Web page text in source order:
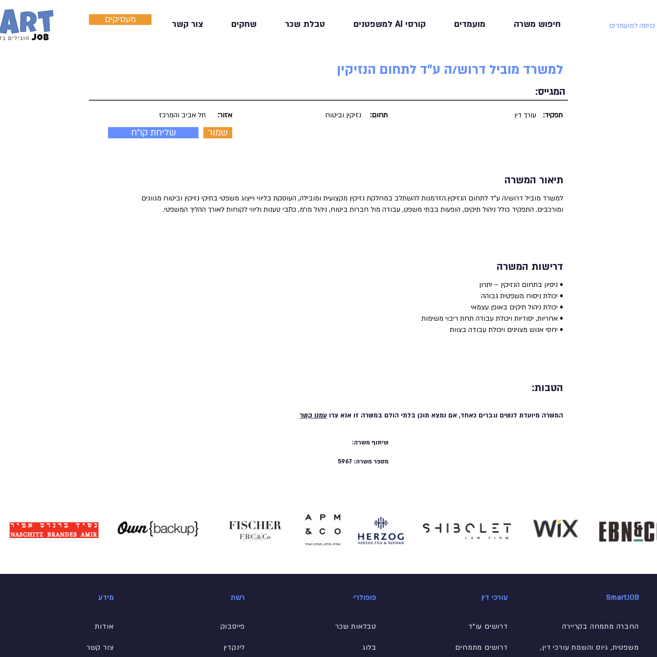
מעסיקים חיפוש משרה מועמדים קורסי AI למשפטנים טבלת שכר שחקים צור קשר כניסה למועמדים
למשרד מוביל דרוש/ה ע"ד לתחום הנזיקין
המגייס:
תל אביב והמרכז אזור:
שליחת קו"ח שמור
נזיקין וביטוח תחום: עורך דין תפקיד:
תיאור המשרה
למשרד מוביל דרוש/ה ע"ד לתחום הנזיקין.הזדמנות להשתלב במחלקת נזיקין מקצועית ומובילה, העוסקת בליווי וייצוג משפטי בתיקי נזיקין וביטוח מגוונים
ומורכבים. התפקיד כולל ניהול תיקים, הופעות בבתי משפט, עבודה מול חברות ביטוח, ניהול מו״מ, כתבי טענות וליווי לקוחות לאורך ההליך המשפטי.
דרישות המשרה
• ניסיון בתחום הנזיקין – יתרון
• יכולת ניסוח משפטית גבוהה
• יכולת ניהול תיקים באופן עצמאי
• אחריות, יסודיות ויכולת עבודה תחת ריבוי משימות
• יחסי אנוש מצוינים ויכולת עבודה בצוות
הטבות:
המשרה מיועדת לנשים וגברים כאחד, אם נמצא תוכן בלתי הולם במשרה זו אנא צרו עמנו קשר
שיתוף משרה:
5967 מספר משרה:
מידע
אודות
צור קשר
רשת
פייסבוק
לינקדין
פופולרי
טבלאות שכר
בלוג
עורכי דין
דרושים עו"ד
דרושים מתמחים
SmartJOB
החברה מתמחה בקריירה
משפטית, גיוס והשמת עורכי דין,